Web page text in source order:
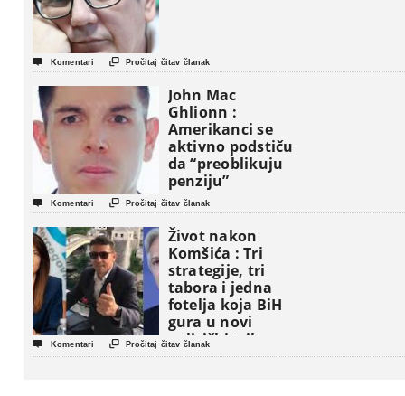
 Komentari  Pročitaj čitav članak
John Mac
Ghlionn :
Amerikanci se
aktivno podstiču
da “preoblikuju
penziju”
 Komentari  Pročitaj čitav članak
Život nakon
Komšića : Tri
strategije, tri
tabora i jedna
fotelja koja BiH
gura u novi
politički triler
 Komentari  Pročitaj čitav članak